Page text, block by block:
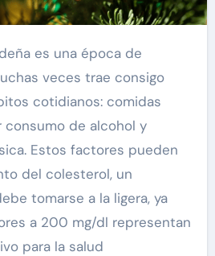
veces trae consigo
cotidianos: comidas
consumo de alcohol y
Estos factores pueden
del colesterol, un
tomarse a la ligera, ya
a 200 mg/dl representan
para la salud